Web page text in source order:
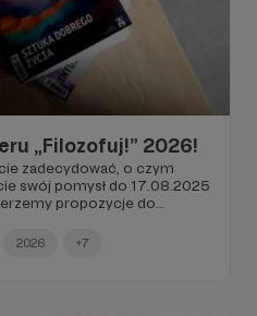
„Filozofuj!” 2026!
zadecydować, o czym
swój pomysł do 17.08.2025
propozycje do
2026 +7